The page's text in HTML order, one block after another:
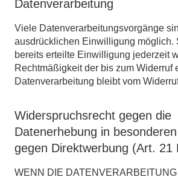
Datenverarbeitung
Viele Datenverarbeitungsvorgänge
ausdrücklichen Einwilligung möglich.
bereits erteilte Einwilligung jederzeit
Rechtmäßigkeit der bis zum Widerruf
Datenverarbeitung bleibt vom
Widerspruchsrecht gegen die
Datenerhebung in
gegen Direktwerbung (Art. 21
WENN DIE